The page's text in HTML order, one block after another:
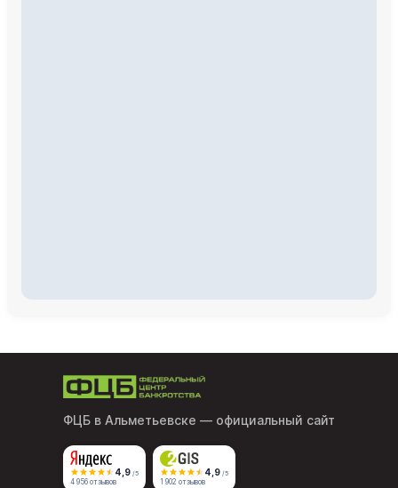
ФЦБ в Альметьевске — официальный сайт
4,9 /5
4 956 отзывов
4,9 /5
1 902 отзывов